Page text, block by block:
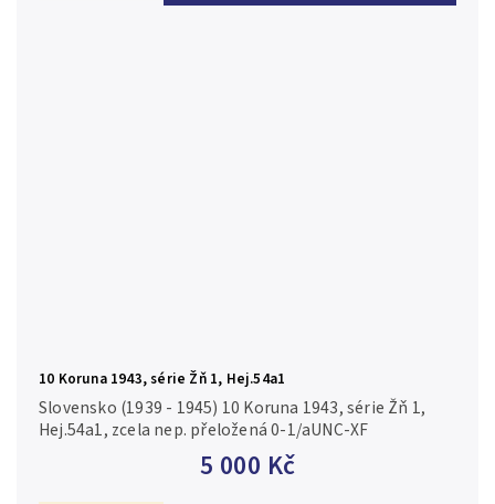
10 Koruna 1943, série Žň 1, Hej.54a1
5 000 Kč
Slovensko (1939 - 1945) 10 Koruna 1943, série Žň 1,
Hej.54a1, zcela nep. přeložená 0-1/aUNC-XF